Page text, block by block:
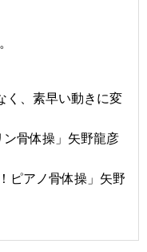
く、素早い動きに変
ン骨体操」矢野龍彦
ピアノ骨体操」矢野